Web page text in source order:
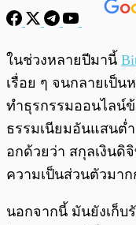
ในช่วงหลายปีมานี้
เรื่อย ๆ จนกลายเป็น
ทำธุรกรรมออนไลน์ข้
ธรรมเนียมอันแสนต่
อกด้วยว่า สกุลเงินดิ
ความเป็นส่วนตัวมา
นอกจากนี้ มันยังเก็บ